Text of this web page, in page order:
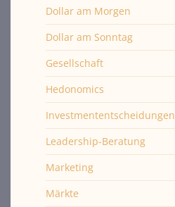
Dollar am Morgen
Dollar am Sonntag
Gesellschaft
Hedonomics
Investmententscheidungen
Leadership-Beratung
Marketing
Märkte